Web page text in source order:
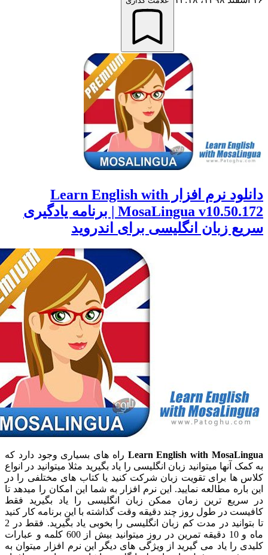
دانلود نرم افزار Learn English with
MosaLingua v10.50.172 | برنامه یادگیری
زبان انگلیسی برای اندروید
Learn English with راه های بسیاری وجود دارد که
آنها میتوانید زبان انگلیسی را یاد بگیرید مثلا میتوانید در انواع
برای تقویت زبان شرکت کنید یا کتاب های مختلفی را در
مطالعه نمایید. این نرم افزار به شما این امکان را میدهد تا
ترین زمان ممکن زبان انگلیسی را یاد بگیرید فقط
در طول روز چند دقیقه وقت گذاشته با این برنامه کار کنید
تا بتوانید در مدت کم زبان انگلیسی را بخوبی یاد بگیرید. فقط در 2
ماه و 10 دقیقه تمرین در روز میتوانید بیش از 600 کلمه و عبارات
را یاد می گیرید از ویژگی های دیگر این نرم افزار میتوان به